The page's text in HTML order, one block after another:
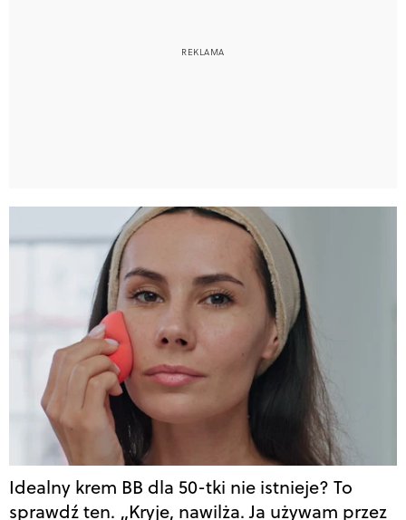
Idealny krem BB dla 50-tki nie istnieje? To
sprawdź ten. „Kryje, nawilża. Ja używam przez